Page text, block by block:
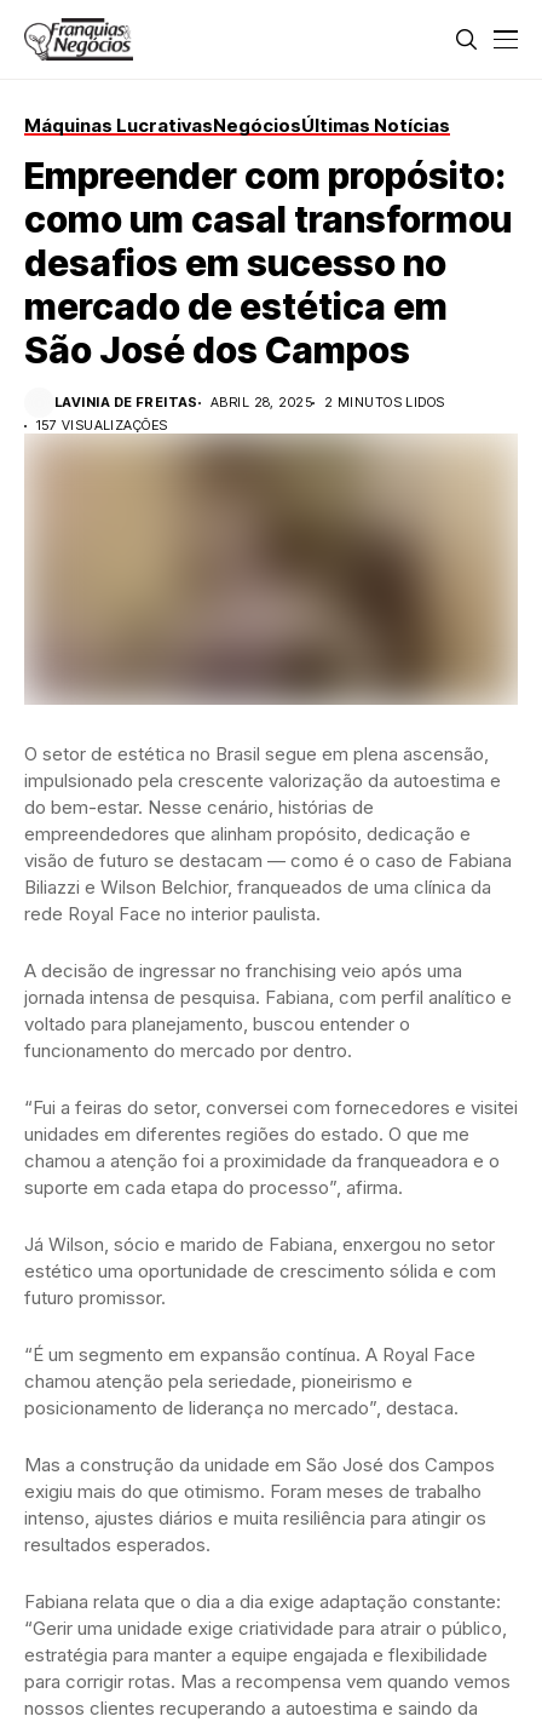
Máquinas LucrativasNegóciosÚltimas Notícias
Empreender com propósito:
como um casal transformou
desafios em sucesso no
mercado de estética em
São José dos Campos
LAVINIA DE FREITAS ABRIL 28, 2025
2 MINUTOS LIDOS
157 VISUALIZAÇÕES
O setor de estética no Brasil segue em plena ascensão,
impulsionado pela crescente valorização da autoestima e
do bem-estar. Nesse cenário, histórias de
empreendedores que alinham propósito, dedicação e
visão de futuro se destacam — como é o caso de Fabiana
Biliazzi e Wilson Belchior, franqueados de uma clínica da
rede Royal Face no interior paulista.
A decisão de ingressar no franchising veio após uma
jornada intensa de pesquisa. Fabiana, com perfil analítico e
voltado para planejamento, buscou entender o
funcionamento do mercado por dentro.
“Fui a feiras do setor, conversei com fornecedores e visitei
unidades em diferentes regiões do estado. O que me
chamou a atenção foi a proximidade da franqueadora e o
suporte em cada etapa do processo”, afirma.
Já Wilson, sócio e marido de Fabiana, enxergou no setor
estético uma oportunidade de crescimento sólida e com
futuro promissor.
“É um segmento em expansão contínua. A Royal Face
chamou atenção pela seriedade, pioneirismo e
posicionamento de liderança no mercado”, destaca.
Mas a construção da unidade em São José dos Campos
exigiu mais do que otimismo. Foram meses de trabalho
intenso, ajustes diários e muita resiliência para atingir os
resultados esperados.
Fabiana relata que o dia a dia exige adaptação constante:
“Gerir uma unidade exige criatividade para atrair o público,
estratégia para manter a equipe engajada e flexibilidade
para corrigir rotas. Mas a recompensa vem quando vemos
nossos clientes recuperando a autoestima e saindo da